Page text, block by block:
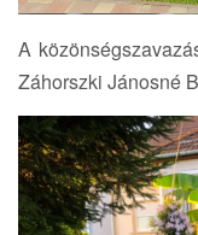
A
Záhorszki Jánosné